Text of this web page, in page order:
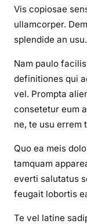
Vis copiosae
ullamcorper.
splendide an usu.
Nam paulo
definitiones qui
vel. Prompta
consetetur eum
ne, te usu errem
Quo ea meis
tamquam
everti salutatus
feugait lobortis
Te vel latine